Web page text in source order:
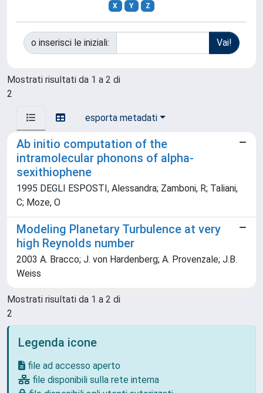
X
Y Z
o inserisci le iniziali:
Mostrati risultati da 1 a 2 di
2
esporta metadati
Ab initio computation of the
intramolecular phonons of alpha-
sexithiophene
1995 DEGLI ESPOSTI, Alessandra; Zamboni, R; Taliani,
C; Moze, O
Modeling Planetary Turbulence at very
high Reynolds number
2003 A. Bracco; J. von Hardenberg; A. Provenzale; J.B.
Weiss
Mostrati risultati da 1 a 2 di
2
Legenda icone
file ad accesso aperto
file disponibili sulla rete interna